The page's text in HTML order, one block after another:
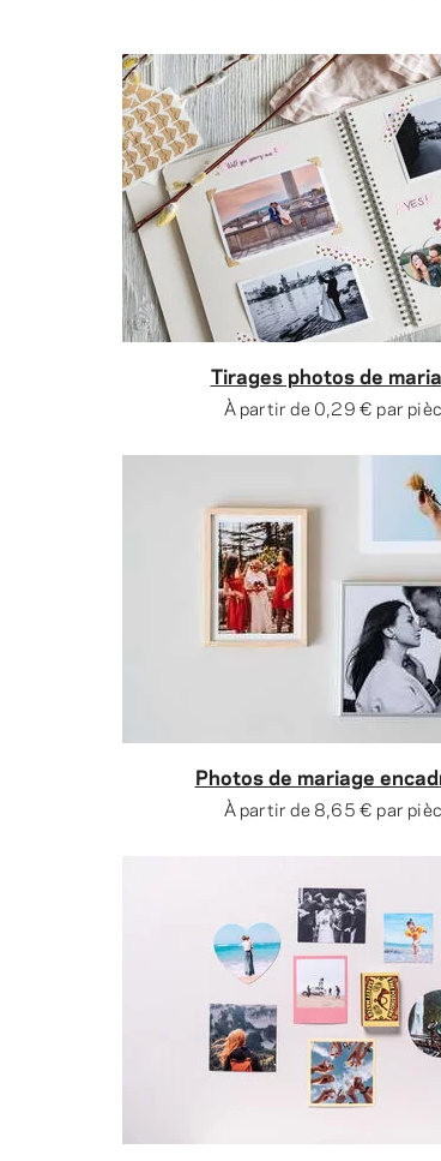
Tirages photos de
À partir de0,29 € par
Photos de mariage
À partir de8,65 € par